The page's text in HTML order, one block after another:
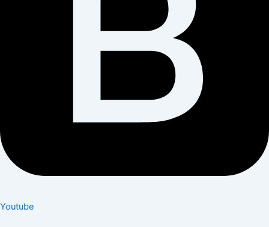
Youtube